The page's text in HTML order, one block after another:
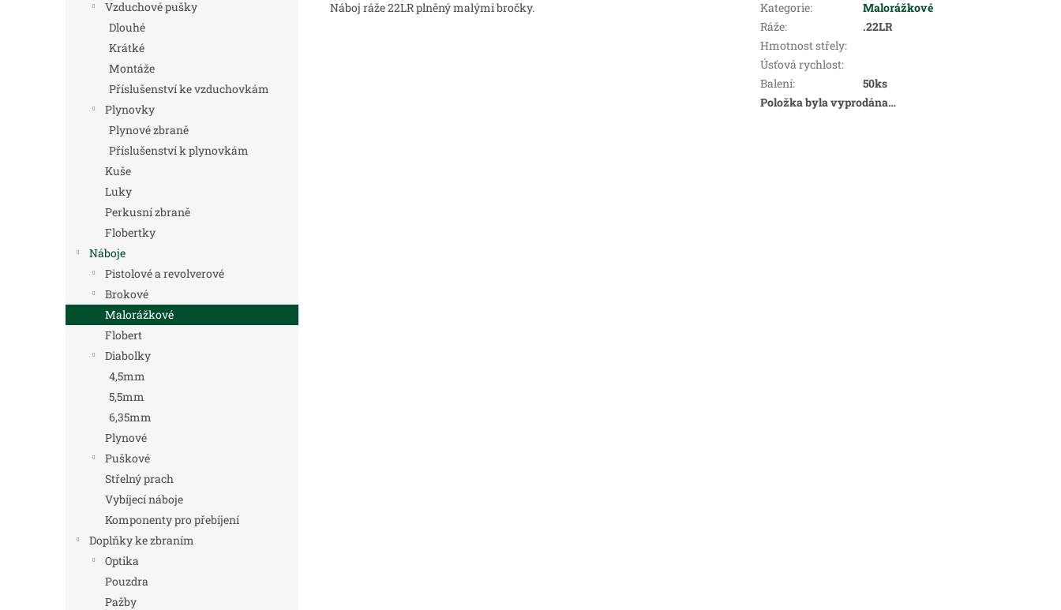
Vzduchové pušky
Dlouhé
Krátké
Montáže
Příslušenství ke vzduchovkám
Plynovky
Plynové zbraně
Příslušenství k plynovkám
Kuše
Luky
Perkusní zbraně
Flobertky
Náboje
Pistolové a revolverové
Brokové
Malorážkové
Flobert
Diabolky
4,5mm
5,5mm
6,35mm
Plynové
Puškové
Střelný prach
Vybíjecí náboje
Komponenty pro přebíjení
Doplňky ke zbraním
Optika
Pouzdra
Pažby
Náboj ráže 22LR plněný malými bročky. Kategorie:
Malorážkové
Ráže:
.22LR
Hmotnost střely:
Úsťová rychlost:
Balení:
50ks
Položka byla vyprodána…